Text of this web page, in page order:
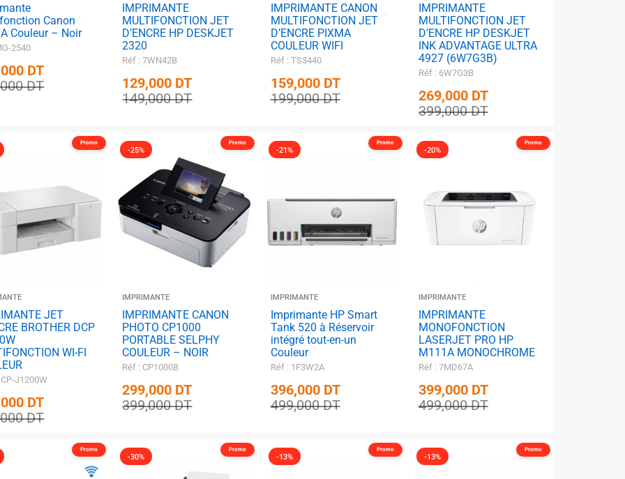
Canon
Couleur – Noir
2540
DT
DT
IMPRIMANTE
MULTIFONCTION JET
D’ENCRE HP DESKJET
2320
Réf : 7WN42B
149,000DT
129,000 DT
IMPRIMANTE CANON
MULTIFONCTION JET
D’ENCRE PIXMA
COULEUR WIFI
Réf : TS3440
199,000DT
159,000 DT
IMPRIMANTE
MULTIFONCTION JET
D’ENCRE HP DESKJET
INK ADVANTAGE ULTRA
4927 (6W7G3B)
Réf : 6W7G3B
399,000DT
269,000 DT
Promo
JET
BROTHER DCP
WI-FI
J1200W
DT
DT
-25%
Promo
IMPRIMANTE
IMPRIMANTE CANON
PHOTO CP1000
PORTABLE SELPHY
COULEUR – NOIR
Réf : CP1000B
399,000DT
299,000 DT
-21%
Promo
IMPRIMANTE
Imprimante HP Smart
Tank 520 à Réservoir
intégré tout-en-un
Couleur
Réf : 1F3W2A
499,000DT
396,000 DT
-20%
Promo
IMPRIMANTE
IMPRIMANTE
MONOFONCTION
LASERJET PRO HP
M111A MONOCHROME
Réf : 7MD67A
499,000DT
399,000 DT
Promo
-30%
Promo
-13%
Promo
-13%
Promo
✱